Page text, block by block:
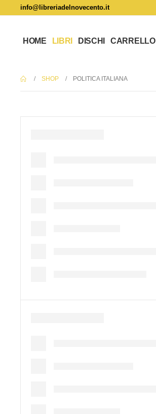
info@libreriadelnovecento.it
HOME LIBRI DISCHI CARRELLO
SHOP POLITICA ITALIANA